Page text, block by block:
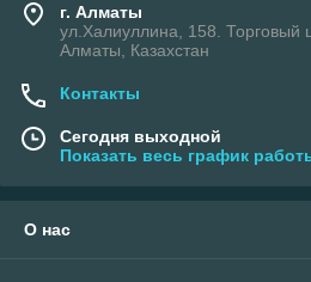
г. Алматы
ул.Халиуллина, 158. Торговый
Алматы, Казахстан
Контакты
Сегодня выходной
Показать весь график
О нас